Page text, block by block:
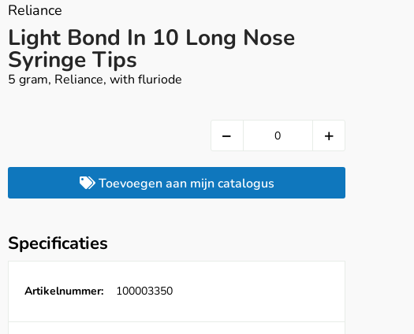
Reliance
Light Bond In 10 Long Nose
Syringe Tips
5 gram, Reliance, with fluriode
Toevoegen aan mijn catalogus
Specificaties
Artikelnummer: 100003350